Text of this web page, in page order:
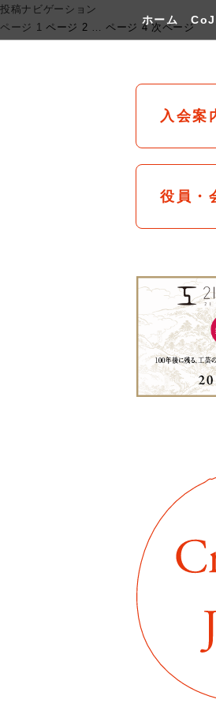
ホーム CoJ
投稿ナビゲーション
ページ 1 ページ 2 … ページ 4 次ページ
入会案
役員・